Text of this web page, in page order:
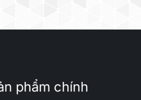
phẩm chính